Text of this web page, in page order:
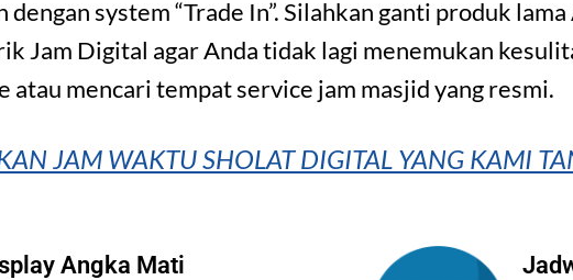
system “Trade In”. Silahkan ganti produk
Jam Digital agar Anda tidak lagi menemukan
atau mencari tempat service jam masjid yang resmi.
JAM WAKTU SHOLAT DIGITAL YANG KAMI
Angka Mati